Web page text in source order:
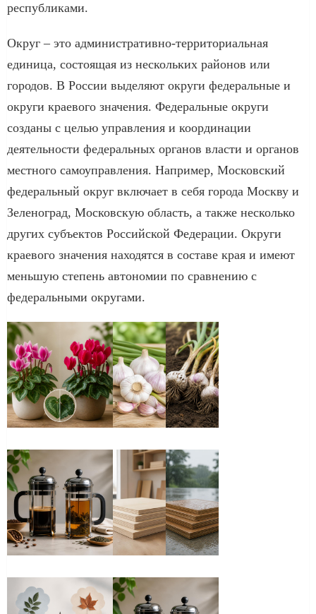
республиками.
Округ – это административно-территориальная
единица, состоящая из нескольких районов или
городов. В России выделяют округи федеральные и
округи краевого значения. Федеральные округи
созданы с целью управления и координации
деятельности федеральных органов власти и органов
местного самоуправления. Например, Московский
федеральный округ включает в себя города Москву и
Зеленоград, Московскую область, а также несколько
других субъектов Российской Федерации. Округи
краевого значения находятся в составе края и имеют
меньшую степень автономии по сравнению с
федеральными округами.